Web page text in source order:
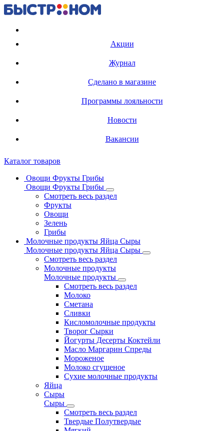
Акции
Журнал
Сделано в магазине
Программы лояльности
Новости
Вакансии
Каталог товаров
Овощи Фрукты Грибы
Овощи Фрукты Грибы
Смотреть весь раздел
Фрукты
Овощи
Зелень
Грибы
Молочные продукты Яйца Сыры
Молочные продукты Яйца Сыры
Смотреть весь раздел
Молочные продукты
Молочные продукты
Смотреть весь раздел
Молоко
Сметана
Сливки
Кисломолочные продукты
Творог Сырки
Йогурты Десерты Коктейли
Масло Маргарин Спреды
Мороженое
Молоко сгущеное
Сухие молочные продукты
Яйца
Сыры
Сыры
Смотреть весь раздел
Твердые Полутвердые